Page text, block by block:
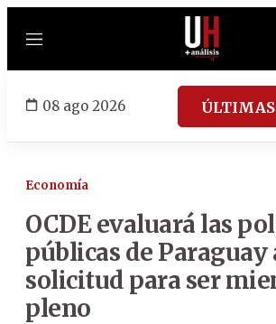
Menú
08 ago 2026
Economía
OCDE evaluará las
públicas de Paraguay
solicitud para ser
pleno